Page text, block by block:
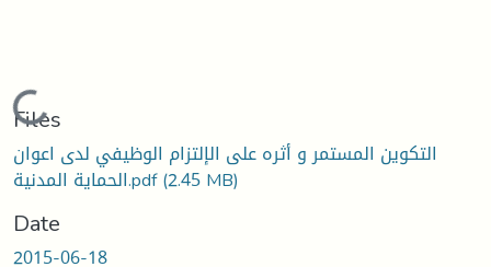
Loading...
Files
التكوين المستمر و أثره على الإلتزام الوظيفي لدى اعوان
الحماية المدنية.pdf(2.45 MB)
Date
2015-06-18